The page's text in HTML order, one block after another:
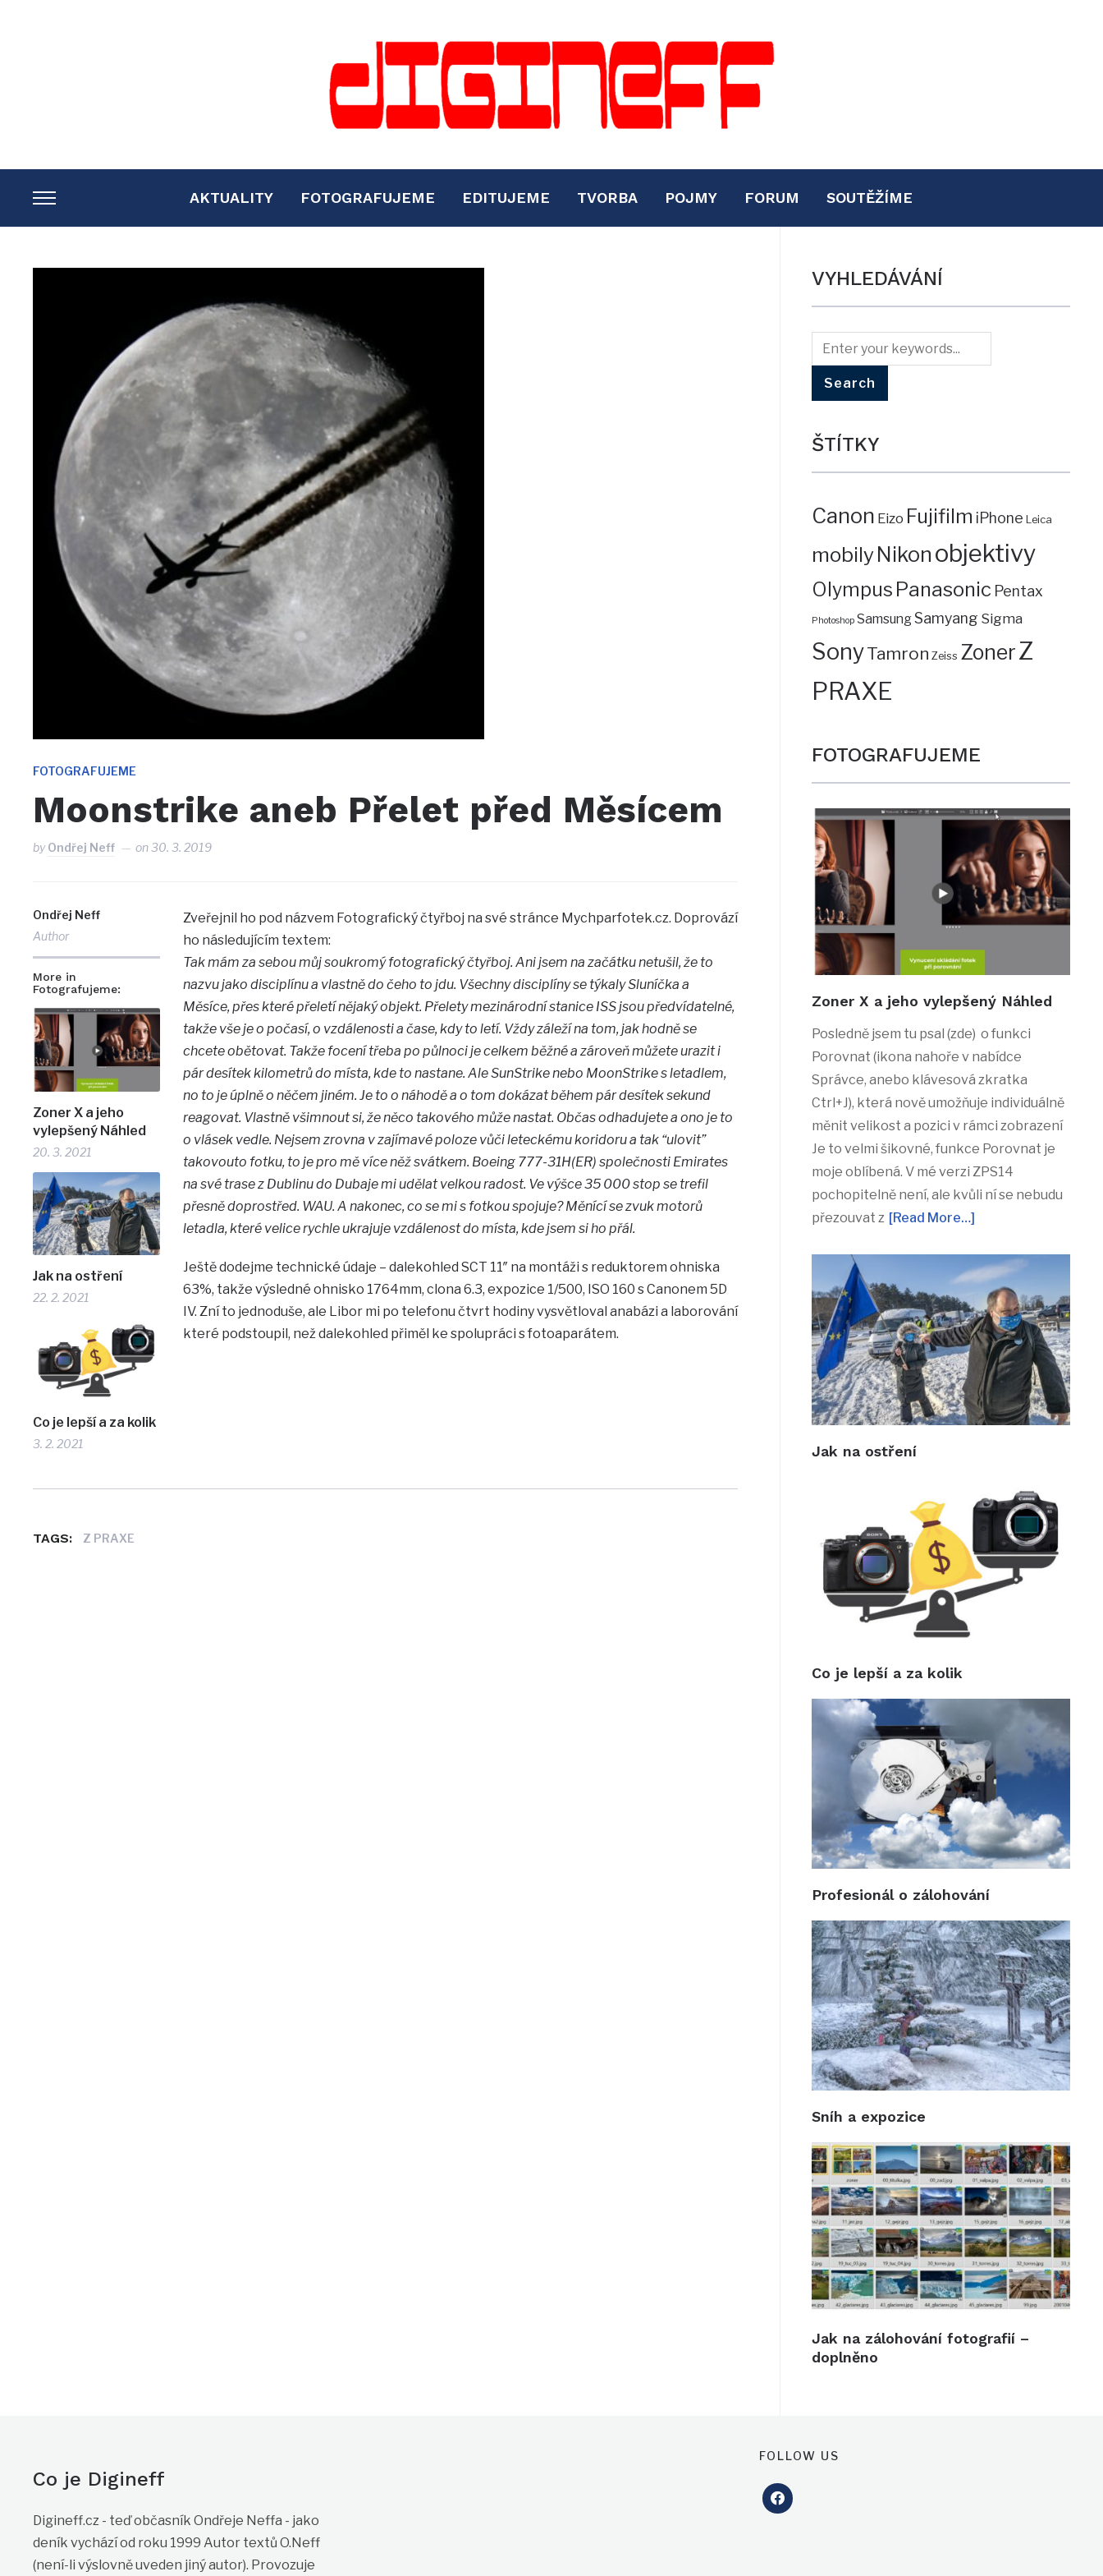
TOGGLE
SIDEBAR
AKTUALITY FOTOGRAFUJEME EDITUJEME TVORBA POJMY FORUM SOUTĚŽÍME
FOTOGRAFUJEME
Moonstrike aneb Přelet před Měsícem
byOndřej Neff on30. 3. 2019
Ondřej Neff
Author
More in
Fotografujeme:
Zoner X a jeho
vylepšený Náhled
20. 3. 2021
Jak na ostření
22. 2. 2021
Co je lepší a za kolik
3. 2. 2021
Zveřejnil ho pod názvem Fotografický čtyřboj na své stránce Mychparfotek.cz. Doprovází
ho následujícím textem:
Tak mám za sebou můj soukromý fotografický čtyřboj. Ani jsem na začátku netušil, že to
nazvu jako disciplínu a vlastně do čeho to jdu. Všechny disciplíny se týkaly Sluníčka a
Měsíce, přes které přeletí nějaký objekt. Přelety mezinárodní stanice ISS jsou předvídatelné,
takže vše je o počasí, o vzdálenosti a čase, kdy to letí. Vždy záleží na tom, jak hodně se
chcete obětovat. Takže focení třeba po půlnoci je celkem běžné a zároveň můžete urazit i
pár desítek kilometrů do místa, kde to nastane. Ale SunStrike nebo MoonStrike s letadlem,
no to je úplně o něčem jiném. Je to o náhodě a o tom dokázat během pár desítek sekund
reagovat. Vlastně všimnout si, že něco takového může nastat. Občas odhadujete a ono je to
o vlásek vedle. Nejsem zrovna v zajímavé poloze vůči leteckému koridoru a tak “ulovit”
takovouto fotku, to je pro mě více něž svátkem. Boeing 777-31H(ER) společnosti Emirates
na své trase z Dublinu do Dubaje mi udělat velkou radost. Ve výšce 35 000 stop se trefil
přesně doprostřed. WAU. A nakonec, co se mi s fotkou spojuje? Měnící se zvuk motorů
letadla, které velice rychle ukrajuje vzdálenost do místa, kde jsem si ho přál.
Ještě dodejme technické údaje – dalekohled SCT 11″ na montáži s reduktorem ohniska
63%, takže výsledné ohnisko 1764mm, clona 6.3, expozice 1/500, ISO 160 s Canonem 5D
IV. Zní to jednoduše, ale Libor mi po telefonu čtvrt hodiny vysvětloval anabázi a laborování
které podstoupil, než dalekohled přiměl ke spolupráci s fotoaparátem.
TAGS: Z PRAXE
VYHLEDÁVÁNÍ
ŠTÍTKY
Canon Eizo Fujifilm iPhone Leica
mobilyNikon objektivy
Olympus Panasonic Pentax
Photoshop SamsungSamyang Sigma
SonyTamron Zeiss ZonerZ
PRAXE
FOTOGRAFUJEME
Zoner X a jeho vylepšený Náhled
Posledně jsem tu psal (zde) o funkci
Porovnat (ikona nahoře v nabídce
Správce, anebo klávesová zkratka
Ctrl+J), která nově umožňuje individuálně
měnit velikost a pozici v rámci zobrazení
Je to velmi šikovné, funkce Porovnat je
moje oblíbená. V mé verzi ZPS14
pochopitelně není, ale kvůli ní se nebudu
přezouvat z [Read More…]
Jak na ostření
Co je lepší a za kolik
Profesionál o zálohování
Sníh a expozice
Jak na zálohování fotografií –
doplněno
Co je Digineff
Digineff.cz - teď občasník Ondřeje Neffa - jako
deník vychází od roku 1999 Autor textů O.Neff
(není-li výslovně uveden jiný autor). Provozuje
FOLLOW US
facebook